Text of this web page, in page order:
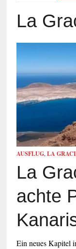
La
AUSFLUG,LA
La
achte
Ein neues Kapitel